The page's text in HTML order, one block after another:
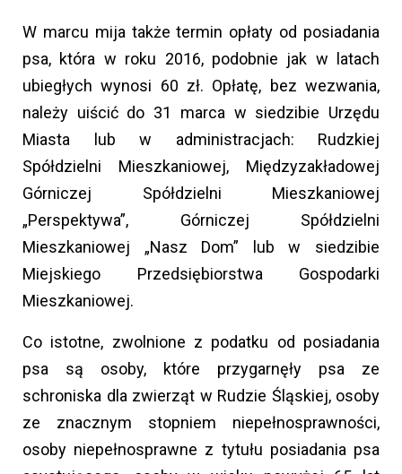
W marcu mija także termin opłaty od posiadania
psa, która w roku 2016, podobnie jak w latach
ubiegłych wynosi 60 zł. Opłatę, bez wezwania,
należy uiścić do 31 marca w siedzibie Urzędu
Miasta lub w administracjach: Rudzkiej
Spółdzielni Mieszkaniowej, Międzyzakładowej
Górniczej Spółdzielni Mieszkaniowej
„Perspektywa”, Górniczej Spółdzielni
Mieszkaniowej „Nasz Dom” lub w siedzibie
Miejskiego Przedsiębiorstwa Gospodarki
Mieszkaniowej.
Co istotne, zwolnione z podatku od posiadania
psa są osoby, które przygarnęły psa ze
schroniska dla zwierząt w Rudzie Śląskiej, osoby
ze znacznym stopniem niepełnosprawności,
osoby niepełnosprawne z tytułu posiadania psa